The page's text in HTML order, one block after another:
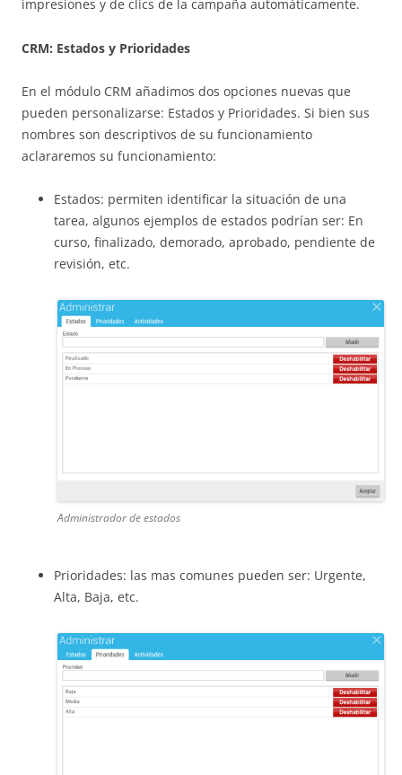
impresiones y de clics de la campaña automáticamente.
CRM: Estados y Prioridades
En el módulo CRM añadimos dos opciones nuevas que
pueden personalizarse: Estados y Prioridades. Si bien sus
nombres son descriptivos de su funcionamiento
aclararemos su funcionamiento:
Estados: permiten identificar la situación de una
tarea, algunos ejemplos de estados podrían ser: En
curso, finalizado, demorado, aprobado, pendiente de
revisión, etc.
Administrador de estados
Prioridades: las mas comunes pueden ser: Urgente,
Alta, Baja, etc.